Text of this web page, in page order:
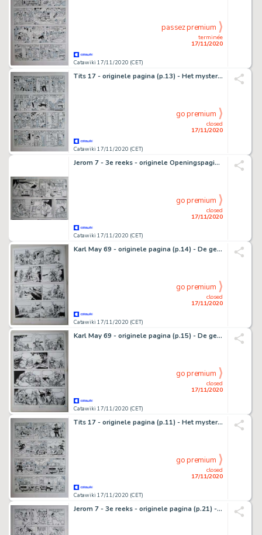
Catawiki 17/11/2020 (CET)
terminée
17/11/2020
passez premium
Tits 17 - originele pagina (p.13) - Het mysterieuze parelsnoer - (1982)
Catawiki 17/11/2020 (CET)
closed
17/11/2020
go premium
Jerom 7 - 3e reeks - originele Openingspagina (p.1) - De elfenplaneet - (1983)
Catawiki 17/11/2020 (CET)
closed
17/11/2020
go premium
Karl May 69 - originele pagina (p.14) - De getuige - (1981)
Catawiki 17/11/2020 (CET)
closed
17/11/2020
go premium
Karl May 69 - originele pagina (p.15) - De getuige - (1981)
Catawiki 17/11/2020 (CET)
closed
17/11/2020
go premium
Tits 17 - originele pagina (p.11) - Het mysterieuze parelsnoer - (1982)
Catawiki 17/11/2020 (CET)
closed
17/11/2020
go premium
Jerom 7 - 3e reeks - originele pagina (p.21) - De elfenplaneet - (1983)